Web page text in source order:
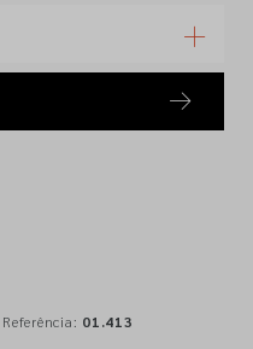
Referência: 01.413